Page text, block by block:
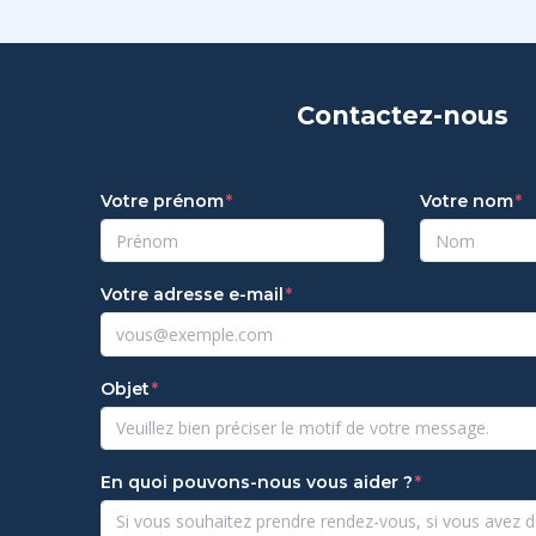
Contactez-nous
Votre prénom Votre nom
Votre adresse e-mail
Objet
En quoi pouvons-nous vous aider ?